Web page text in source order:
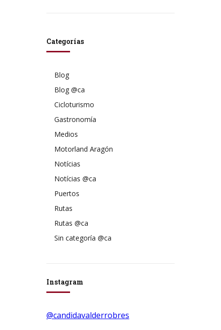
Categorías
Blog
Blog @ca
Cicloturismo
Gastronomía
Medios
Motorland Aragón
Notícias
Notícias @ca
Puertos
Rutas
Rutas @ca
Sin categoría @ca
Instagram
@candidavalderrobres